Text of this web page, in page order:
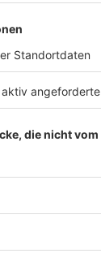
Anzeige
Bildquelle:
Das